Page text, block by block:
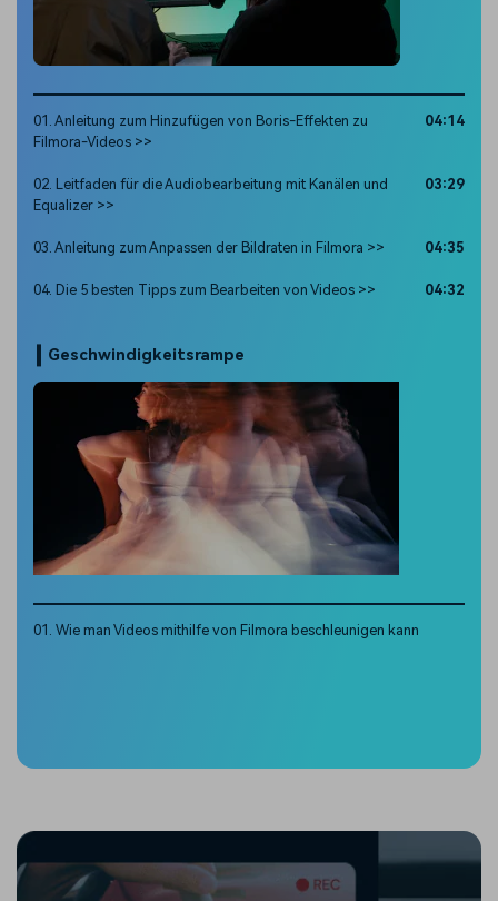
01. Anleitung zum Hinzufügen von Boris-Effekten zu
Filmora-Videos >>
04:14
02. Leitfaden für die Audiobearbeitung mit Kanälen und
Equalizer >>
03:29
03. Anleitung zum Anpassen der Bildraten in Filmora >> 04:35
04. Die 5 besten Tipps zum Bearbeiten von Videos >> 04:32
Geschwindigkeitsrampe
01. Wie man Videos mithilfe von Filmora beschleunigen kann